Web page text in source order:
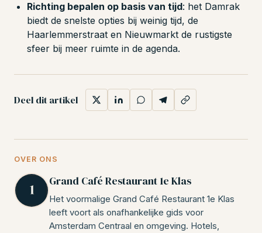
Richting bepalen op basis van tijd: het Damrak
biedt de snelste opties bij weinig tijd, de
Haarlemmerstraat en Nieuwmarkt de rustigste
sfeer bij meer ruimte in de agenda.
Deel dit artikel
OVER ONS
Grand Café Restaurant 1e Klas
Het voormalige Grand Café Restaurant 1e Klas
leeft voort als onafhankelijke gids voor
Amsterdam Centraal en omgeving. Hotels,